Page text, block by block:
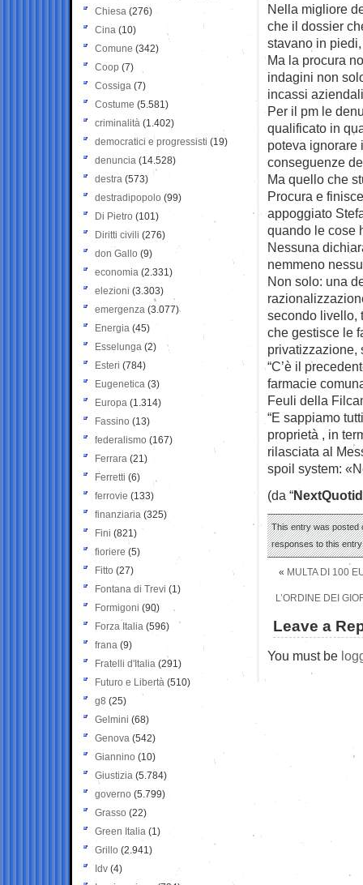
Nella migliore
che il dossier
stavano in
Ma la procura
indagini non
incassi
Per il pm le
qualificato in
poteva ignorare
conseguenze
Ma quello che
Procura e
appoggiato
quando le cose
Nessuna
nemmeno
Non solo: una
secondo livello,
che gestisce le
privatizzazione,
“C’è il
farmacie
Feuli della
“E sappiamo
proprietà , in
rilasciata al
spoil system:
(da “
This entry was posted
responses to this
« MULTA DI 100
L’ORDINE DEI
Leave a
You must be
Chiesa (276)
Cina (10)
Comune (342)
Coop (7)
Cossiga (7)
Costume (5.581)
criminalità (1.402)
democratici e progressisti (19)
denuncia (14.528)
destra (573)
destradipopolo (99)
Di Pietro (101)
Diritti civili (276)
don Gallo (9)
economia (2.331)
elezioni (3.303)
emergenza (3.077)
Energia (45)
Esselunga (2)
Esteri (784)
Eugenetica (3)
Europa (1.314)
Fassino (13)
federalismo (167)
Ferrara (21)
Ferretti (6)
ferrovie (133)
finanziaria (325)
Fini (821)
fioriere (5)
Fitto (27)
Fontana di Trevi (1)
Formigoni (90)
Forza Italia (596)
frana (9)
Fratelli d'Italia (291)
Futuro e Libertà (510)
g8 (25)
Gelmini (68)
Genova (542)
Giannino (10)
Giustizia (5.784)
governo (5.799)
Grasso (22)
Green Italia (1)
Grillo (2.941)
Idv (4)